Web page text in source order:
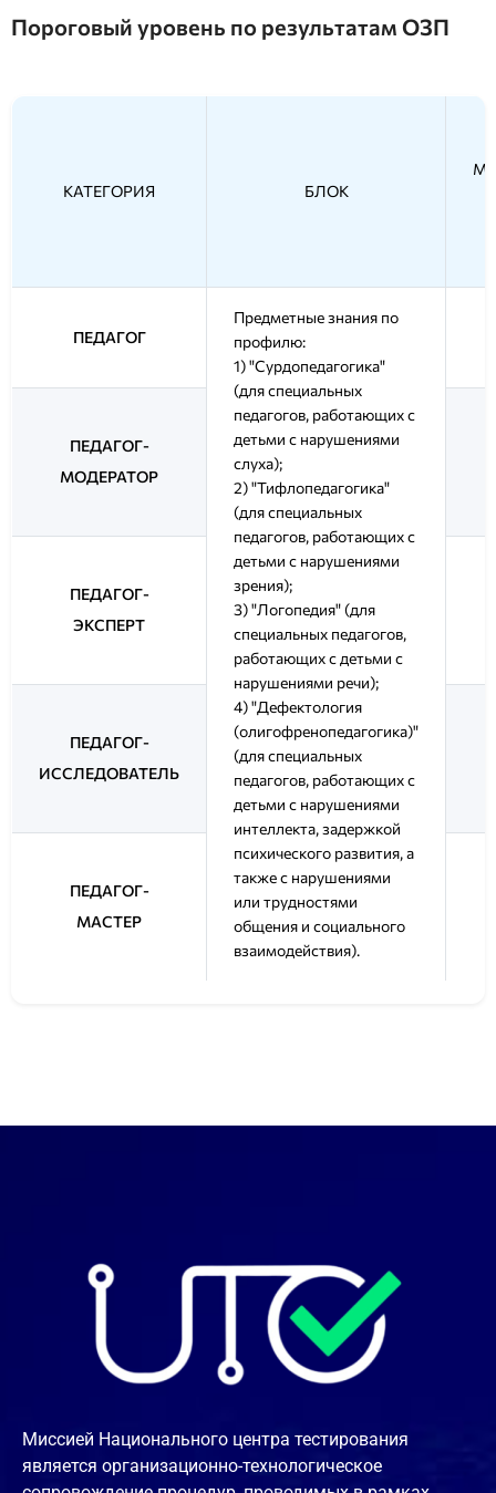
Пороговый уровень по результатам ОЗП
КАТЕГОРИЯ БЛОК
ПЕДАГОГ
Предметные знания по
профилю:
1) "Сурдопедагогика"
(для специальных
педагогов, работающих с
детьми с нарушениями
слуха);
2) "Тифлопедагогика"
(для специальных
педагогов, работающих с
детьми с нарушениями
зрения);
3) "Логопедия" (для
специальных педагогов,
работающих с детьми с
нарушениями речи);
4) "Дефектология
(олигофренопедагогика)"
(для специальных
педагогов, работающих с
детьми с нарушениями
интеллекта, задержкой
психического развития, а
также с нарушениями
или трудностями
общения и социального
взаимодействия).
ПЕДАГОГ-
МОДЕРАТОР
ПЕДАГОГ-
ЭКСПЕРТ
ПЕДАГОГ-
ИССЛЕДОВАТЕЛЬ
ПЕДАГОГ-
МАСТЕР
Миссией Национального центра тестирования
является организационно-технологическое